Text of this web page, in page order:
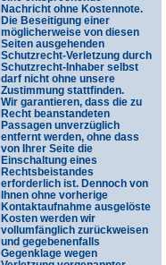
Nachricht ohne Kostennote.
Die Beseitigung einer
möglicherweise von diesen
Seiten ausgehenden
Schutzrecht-Verletzung durch
Schutzrecht-Inhaber selbst
darf nicht ohne unsere
Zustimmung stattfinden.
Wir garantieren, dass die zu
Recht beanstandeten
Passagen unverzüglich
entfernt werden, ohne dass
von Ihrer Seite die
Einschaltung eines
Rechtsbeistandes
erforderlich ist. Dennoch von
Ihnen ohne vorherige
Kontaktaufnahme ausgelöste
Kosten werden wir
vollumfänglich zurückweisen
und gegebenenfalls
Gegenklage wegen